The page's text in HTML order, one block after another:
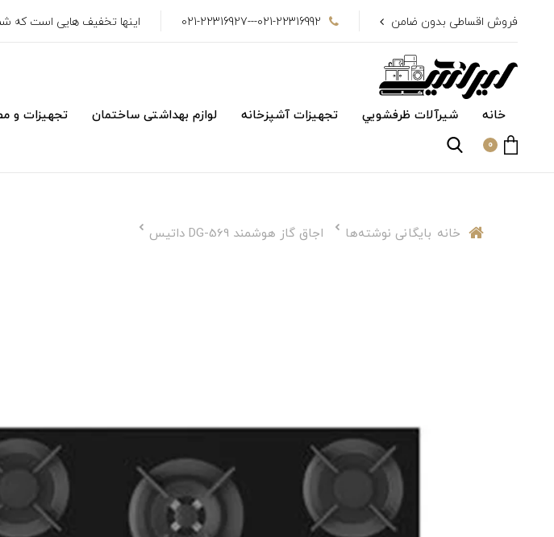
فروش اقساطی بدون ضامن 021-22316992---021-22316927 اینها تخفیف هایی است که
خانه شیرآلات ظرفشويي تجهیزات آشپزخانه لوازم بهداشتی ساختمان تجهیزات و
0
خانه بایگانی نوشته‌ها اجاق گاز هوشمند DG-569 داتیس